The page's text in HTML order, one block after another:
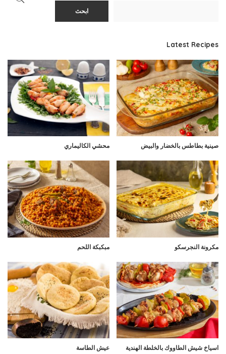
ابحث
Latest Recipes
صينية بطاطس بالخضار والبيض محشي الكاليماري
مكرونة النجرسكو مبكبكة اللحم
اسياخ شيش الطاووك بالخلطة الهندية عيش الطاسة